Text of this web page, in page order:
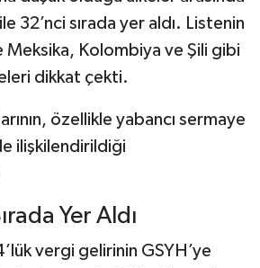
32’nci sırada yer aldı. Listenin
Meksika, Kolombiya ve Şili gibi
dikkat çekti.
özellikle yabancı sermaye
ilişkilendirildiği
Yer Aldı
vergi gelirinin GSYH’ye